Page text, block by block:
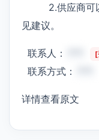
2.供应商可以
见建议。
联系人： [
联系方式：
详情查看原文